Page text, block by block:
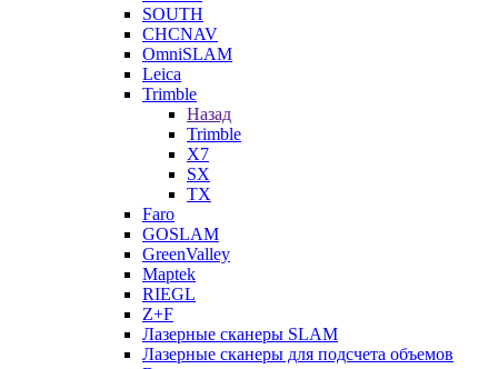
SOUTH
CHCNAV
OmniSLAM
Leica
Trimble
Назад
Trimble
X7
SX
TX
Faro
GOSLAM
GreenValley
Maptek
RIEGL
Z+F
Лазерные сканеры SLAM
Лазерные сканеры для подсчета объемов